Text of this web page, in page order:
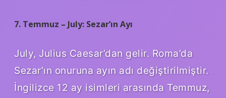
7. Temmuz – July: Sezar’ın Ayı
July, Julius Caesar’dan gelir. Roma’da
Sezar’ın onuruna ayın adı değiştirilmiştir.
İngilizce 12 ay isimleri arasında Temmuz,